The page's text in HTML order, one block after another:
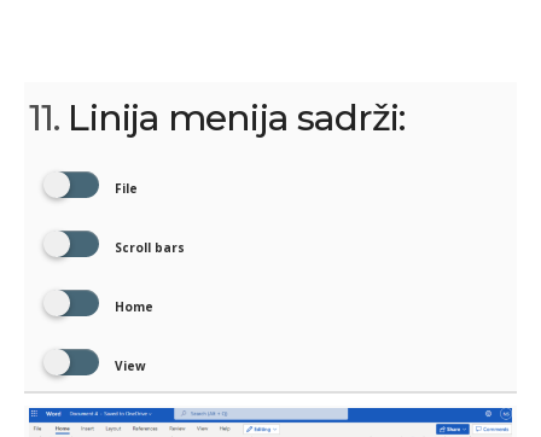
11. Linija menija sadrži:
File
Scroll bars
Home
View